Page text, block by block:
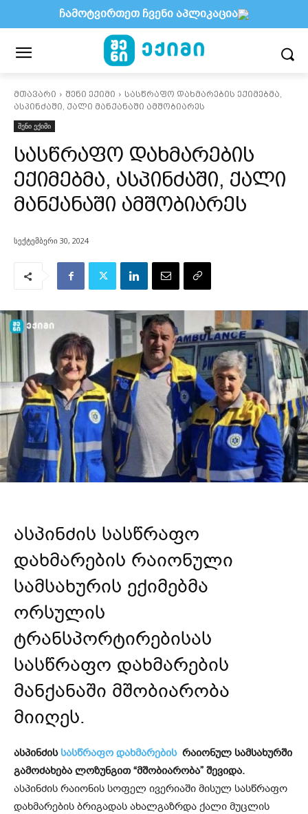
მთავარი შენი ექიმი
სასწრაფო დახმარების ექიმებმა,
ასპინძაში, ქალი მანქანაში ამშობიარეს
შენი ექიმი
სასწრაფო დახმარების
ექიმებმა, ასპინძაში, ქალი
მანქანაში ამშობიარეს
სექტემბერი 30, 2024
ასპინძის სასწრაფო
დახმარების რაიონული
სამსახურის ექიმებმა
ორსულის
ტრანსპორტირებისას
სასწრაფო დახმარების
მანქანაში მშობიარობა
მიიღეს.
ასპინძისსასწრაფო დახმარების რაიონულ სამსახურში
გამოძახება ლოზუნგით “მშობიარობა” შევიდა.
ასპინძის რაიონის სოფელ ივერიაში მისულ სასწრაფო
დახმარების ბრიგადას ახალგაზრდა ქალი მუცლის
ჩამოტვირთეთ ჩვენი აპლიკაცია